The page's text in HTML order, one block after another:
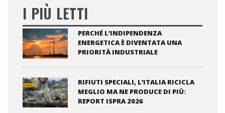
I PIÙ LETTI
PERCHÉ L’INDIPENDENZA
ENERGETICA È DIVENTATA UNA
PRIORITÀ INDUSTRIALE
RIFIUTI SPECIALI, L’ITALIA RICICLA
MEGLIO MA NE PRODUCE DI PIÙ:
REPORT ISPRA 2026